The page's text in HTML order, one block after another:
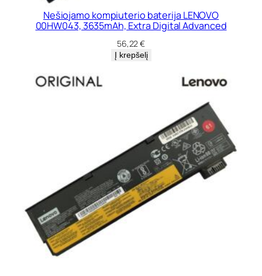
Nešiojamo kompiuterio baterija LENOVO
00HW043, 3635mAh, Extra Digital Advanced
56,22€
Į krepšelį